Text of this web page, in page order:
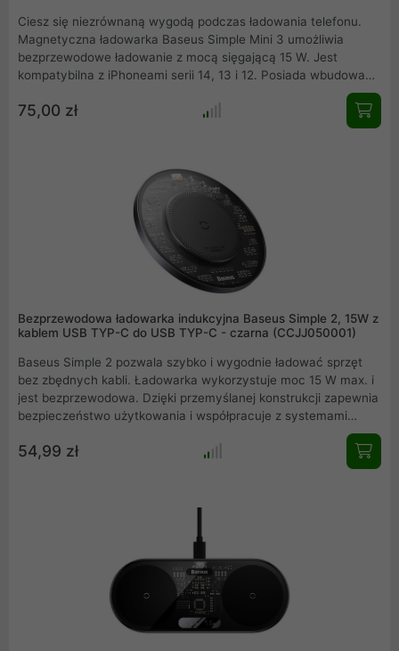
Ciesz się niezrównaną wygodą podczas ładowania telefonu.
Magnetyczna ładowarka Baseus Simple Mini 3 umożliwia
bezprzewodowe ładowanie z mocą sięgającą 15 W. Jest
kompatybilna z iPhoneami serii 14, 13 i 12. Posiada wbudowane
magnesy, które zapewniają dużą siłę przyciągania. Pozwala
również na ładowanie smartfona bez potrzeby zdejmowania
75,00 zł
Bezprzewodowa ładowarka indukcyjna Baseus Simple 2, 15W z
kablem USB TYP-C do USB TYP-C - czarna (CCJJ050001)
Baseus Simple 2 pozwala szybko i wygodnie ładować sprzęt
bez zbędnych kabli. Ładowarka wykorzystuje moc 15 W max. i
jest bezprzewodowa. Dzięki przemyślanej konstrukcji zapewnia
bezpieczeństwo użytkowania i współpracuje z systemami
transparentnym designem, który przyciąga uwagę.
54,99 zł